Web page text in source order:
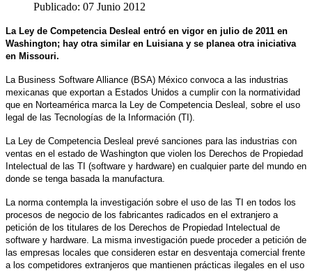
Publicado: 07 Junio 2012
La Ley de Competencia Desleal entró en vigor en julio de 2011 en
Washington; hay otra similar en Luisiana y se planea otra iniciativa
en Missouri.
La Business Software Alliance (BSA) México convoca a las industrias
mexicanas que exportan a Estados Unidos a cumplir con la normatividad
que en Norteamérica marca la Ley de Competencia Desleal, sobre el uso
legal de las Tecnologías de la Información (TI).
La Ley de Competencia Desleal prevé sanciones para las industrias con
ventas en el estado de Washington que violen los Derechos de Propiedad
Intelectual de las TI (software y hardware) en cualquier parte del mundo en
donde se tenga basada la manufactura.
La norma contempla la investigación sobre el uso de las TI en todos los
procesos de negocio de los fabricantes radicados en el extranjero a
petición de los titulares de los Derechos de Propiedad Intelectual de
software y hardware. La misma investigación puede proceder a petición de
las empresas locales que consideren estar en desventaja comercial frente
a los competidores extranjeros que mantienen prácticas ilegales en el uso